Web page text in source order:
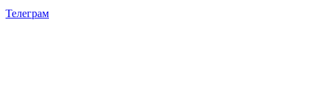
Телеграм